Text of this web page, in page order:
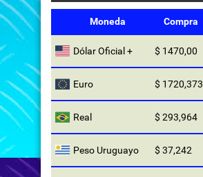
Moneda Compra
Dólar Oficial + $ 1470,00
Euro $ 1720,373
Real $ 293,964
Peso Uruguayo $ 37,242